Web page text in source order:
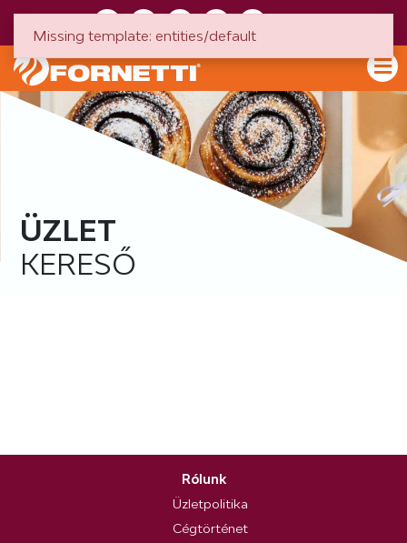
ÜZLET
KERESŐ
Rólunk
Üzletpolitika
Cégtörténet
Missing template: entities/default